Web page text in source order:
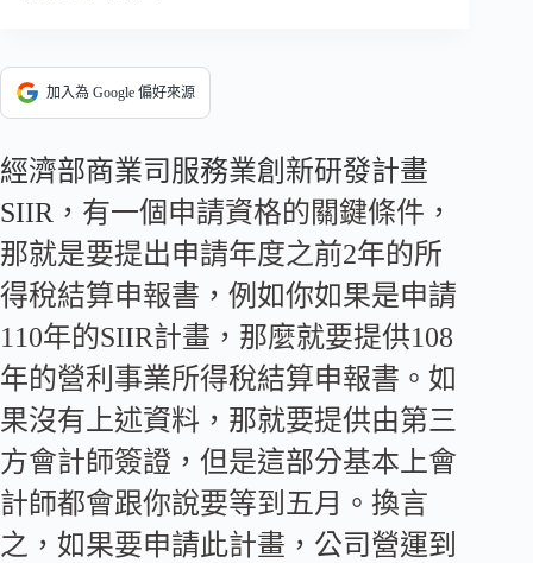
加入為 Google 偏好來源
經濟部商業司服務業創新研發計畫
SIIR ，有一個申請資格的關鍵條件，
那就是要提出申請年度之前2年的所
得稅結算申報書，例如你如果是申請
110年的SIIR計畫，那麼就要提供108
年的營利事業所得稅結算申報書。如
果沒有上述資料，那就要提供由第三
方會計師簽證，但是這部分基本上會
計師都會跟你說要等到五月。 換言
之，如果要申請此計畫， 公司營運到